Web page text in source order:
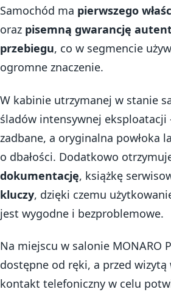
Samochód ma pierwszego
oraz pisemną gwarancję
przebiegu, co w segmencie
ogromne znaczenie.
W kabinie utrzymanej w stanie
śladów intensywnej eksploatacji
zadbane, a oryginalna powłoka
o dbałości. Dodatkowo
dokumentację, książkę
kluczy, dzięki czemu
jest wygodne i bezproblemowe.
Na miejscu w salonie MONARO
dostępne od ręki, a przed
kontakt telefoniczny w celu